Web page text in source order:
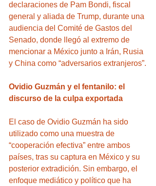
declaraciones de Pam Bondi, fiscal
general y aliada de Trump, durante una
audiencia del Comité de Gastos del
Senado, donde llegó al extremo de
mencionar a México junto a Irán, Rusia
y China como “adversarios extranjeros”.
Ovidio Guzmán y el fentanilo: el
discurso de la culpa exportada
El caso de Ovidio Guzmán ha sido
utilizado como una muestra de
“cooperación efectiva” entre ambos
países, tras su captura en México y su
posterior extradición. Sin embargo, el
enfoque mediático y político que ha